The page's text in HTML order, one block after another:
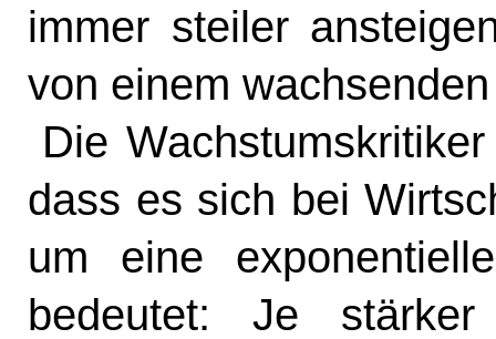
immer steiler
von einem
Die
dass es sich bei
um eine
bedeutet: Je